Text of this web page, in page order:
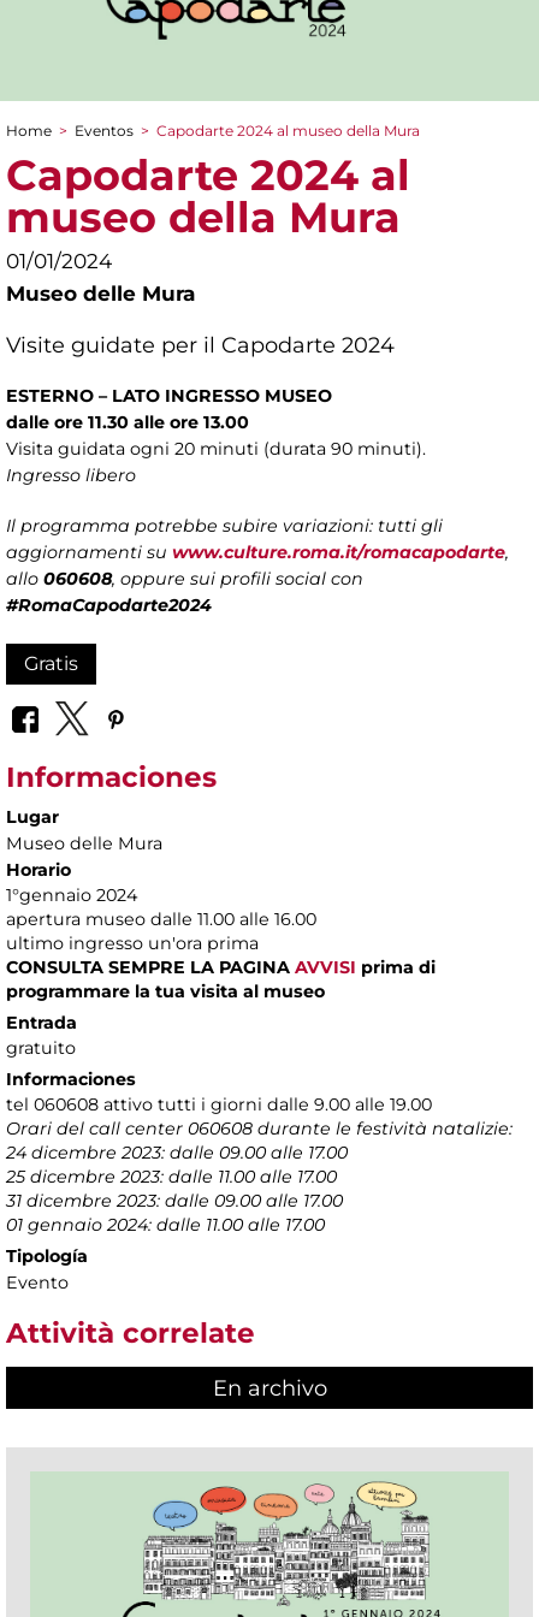
You are here
Home > Eventos > Capodarte 2024 al museo della Mura
Capodarte 2024 al
museo della Mura
01/01/2024
Museo delle Mura
Visite guidate per il Capodarte 2024
ESTERNO – LATO INGRESSO MUSEO
dalle ore 11.30 alle ore 13.00
Visita guidata ogni 20 minuti (durata 90 minuti).
Ingresso libero
Il programma potrebbe subire variazioni: tutti gli
aggiornamenti su www.culture.roma.it/romacapodarte,
allo 060608, oppure sui profili social con
#RomaCapodarte2024
Gratis
Informaciones
Lugar
Museo delle Mura
Horario
1°gennaio 2024
apertura museo dalle 11.00 alle 16.00
ultimo ingresso un'ora prima
CONSULTA SEMPRE LA PAGINA AVVISI prima di
programmare la tua visita al museo
Entrada
gratuito
Informaciones
tel 060608 attivo tutti i giorni dalle 9.00 alle 19.00
Orari del call center 060608 durante le festività natalizie:
24 dicembre 2023: dalle 09.00 alle 17.00
25 dicembre 2023: dalle 11.00 alle 17.00
31 dicembre 2023: dalle 09.00 alle 17.00
01 gennaio 2024: dalle 11.00 alle 17.00
Tipología
Evento
Attività correlate
En archivo